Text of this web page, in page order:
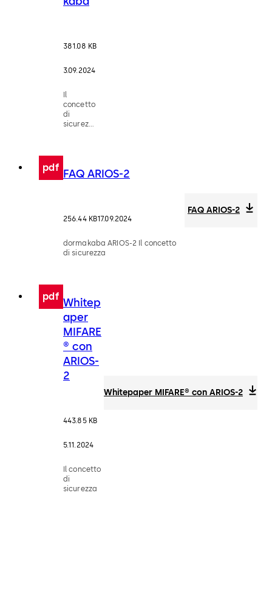
381.08 KB
3.09.2024
Il
concetto
di
sicurezza
controllo
pdf FAQ ARIOS-2
256.44 KB17.09.2024
dormakaba ARIOS-2 Il concetto
di sicurezza
FAQ ARIOS-2
pdf Whitep
aper
MIFARE
® con
ARIOS-
2
443.85 KB
5.11.2024
Il concetto
di
sicurezza
Whitepaper MIFARE® con ARIOS-2